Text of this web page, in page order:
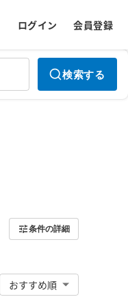
ログイン 会員登録
検索する
条件の詳細
おすすめ順